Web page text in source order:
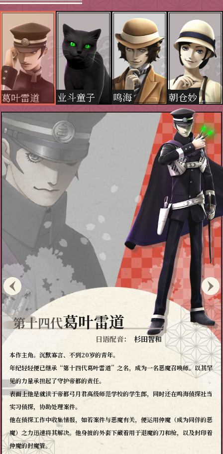
葛叶雷道 业斗童子 鸣海 朝仓妙
第十四代葛叶雷道
日语配音： 杉田智和
本作主角。沉默寡言、不到20岁的青年。
年纪轻轻便已继承“第十四代葛叶雷道”之名，成为一名恶魔召唤师。以其罕
见的力量承担起了守护帝都的责任。
表面上他是就读于帝都弓月君高级师范学校的学生郎，同时还在鸣海侦探社当
实习侦探，协助处理案件。
他在侦探工作中收集情报，如若案件与恶魔有关，便运用仲魔（成为同伴的恶
魔）之力迅速将其解决。他身披的外套下藏着用于退魔的刀和枪，以及封印着
仲魔的封魔管。